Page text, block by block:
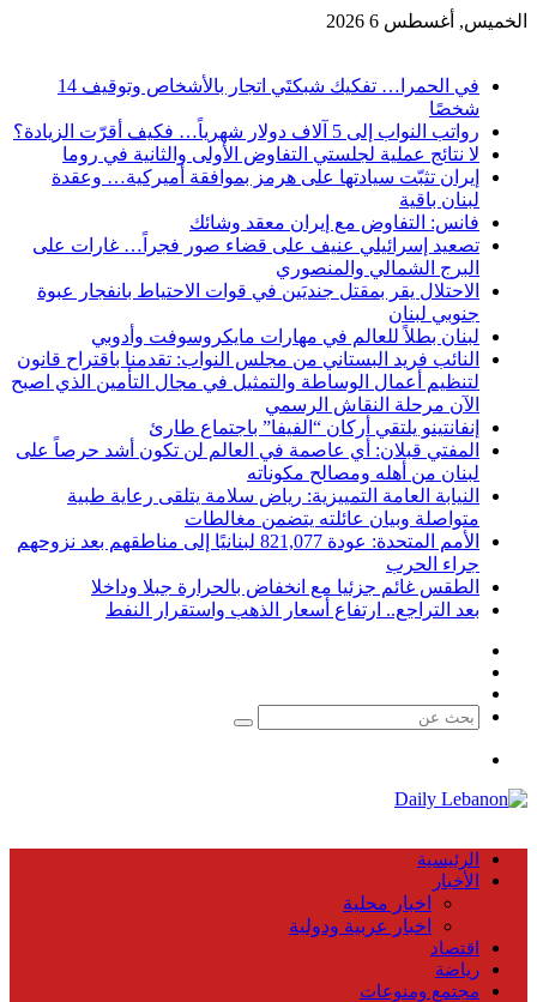
الخميس, أغسطس 6 2026
في الحمرا… تفكيك شبكتَي اتجار بالأشخاص وتوقيف 14
شخصًا
رواتب النواب إلى 5 آلاف دولار شهرياً… فكيف أقرّت الزيادة؟
لا نتائج عملية لجلستي التفاوض الأولى والثانية في روما
إيران تثبّت سيادتها على هرمز بموافقة أميركية… وعقدة
لبنان باقية
فانس: التفاوض مع إيران معقد وشائك
تصعيد إسرائيلي عنيف على قضاء صور فجراً… غارات على
البرج الشمالي والمنصوري
الاحتلال يقر بمقتل جنديَين في قوات الاحتياط بانفجار عبوة
جنوبي لبنان
لبنان بطلاً للعالم في مهارات مايكروسوفت وأدوبي
النائب فريد البستاني من مجلس النواب: تقدمنا باقتراح قانون
لتنظيم أعمال الوساطة والتمثيل في مجال التأمين الذي اصبح
الآن مرحلة النقاش الرسمي
إنفانتينو يلتقي أركان “الفيفا” باجتماع طارئ
المفتي قبلان: أي عاصمة في العالم لن تكون أشد حرصاً على
لبنان من أهله ومصالح مكوناته
النيابة العامة التمييزية: رياض سلامة يتلقى رعاية طبية
متواصلة وبيان عائلته يتضمن مغالطات
الأمم المتحدة: عودة 821,077 لبنانيًا إلى مناطقهم بعد نزوحهم
جراء الحرب
الطقس غائم جزئيا مع انخفاض بالحرارة جبلا وداخلا
بعد التراجع.. ارتفاع أسعار الذهب واستقرار النفط
بحث
الرئيسية
الأخبار
اخبار محلية
اخبار عربية ودولية
اقتصاد
رياضة
مجتمع ومنوعات